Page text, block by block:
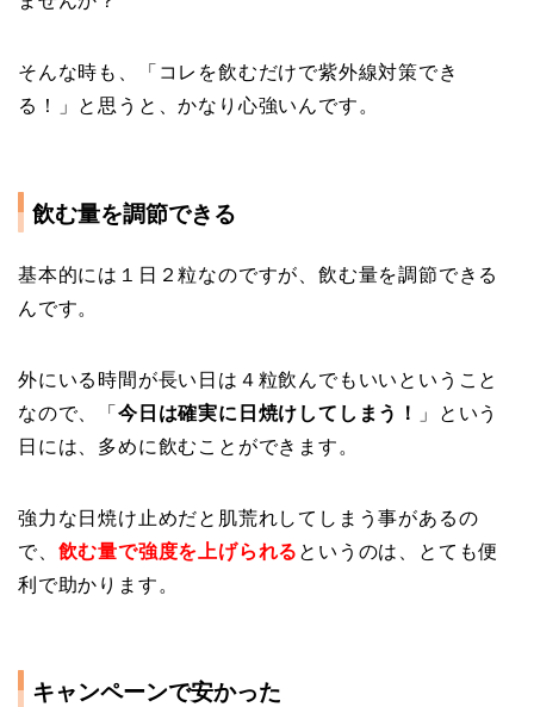
そんな時も、
「コレを飲むだけで紫外線対策でき
る！」 と思うと、かなり心強いんです。
飲む量を調節できる
基本的には１日２粒なのですが、飲む量を調節できる
んです。
外にいる時間が長い日は４粒飲んでもいい ということ
なので、「 今日は確実に日焼けしてしまう！
」という
日には、多めに飲むことができます。
強力な日焼け止めだと肌荒れしてしまう事があるの
で、 飲む量で強度を上げられる というのは、とても便
利で助かります。
キャンペーンで安かった